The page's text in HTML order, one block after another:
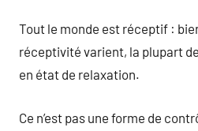
Tout le monde est réceptif :
réceptivité varient, la plupart
en état de relaxation.
Ce n’est pas une forme de